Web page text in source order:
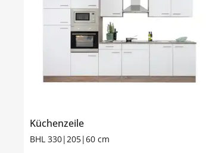
Küchenzeile
BHL 330|205|60 cm